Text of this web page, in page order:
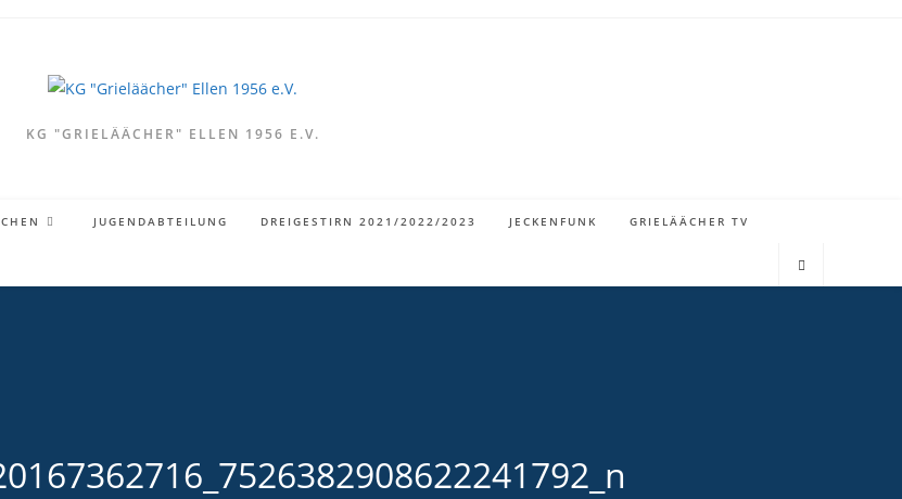
KG "GRIELÄÄCHER" ELLEN 1956 E.V.
JUGENDABTEILUNG DREIGESTIRN 2021/2022/2023 JECKENFUNK GRIELÄÄCHER TV